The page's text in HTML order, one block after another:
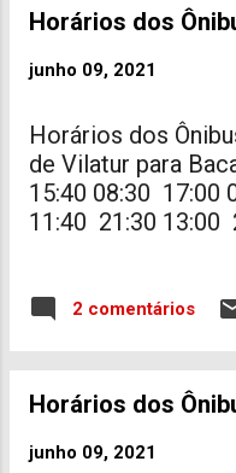
Horários dos
junho 09, 2021
Horários dos
de Vilatur para
15:40 08:30 17:00
11:40 21:30 13:00
2 comentários
Horários dos
junho 09, 2021